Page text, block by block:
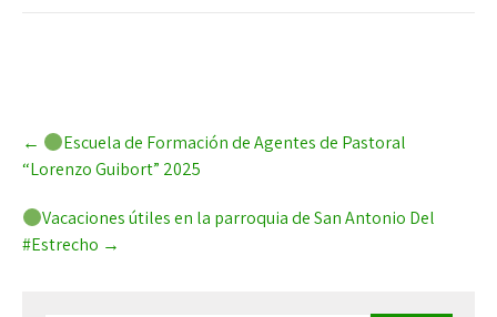
Post
navigation
←
Escuela de Formación de Agentes de Pastoral
“Lorenzo Guibort” 2025
Vacaciones útiles en la parroquia de San Antonio Del
#Estrecho →